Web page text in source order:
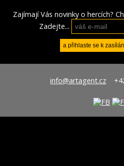
Zajímají Vás novinky o hercích?
Zadejte...
info@artagent.cz